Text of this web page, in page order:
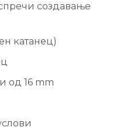
создавање
катанец)
од 16 mm